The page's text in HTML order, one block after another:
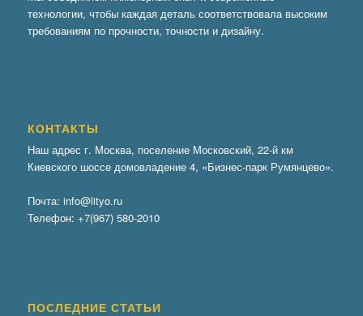
технологии, чтобы каждая деталь соответствовала высоким
требованиям по прочности, точности и дизайну.
КОНТАКТЫ
Наш адрес г. Москва, поселение Московский, 22-й км
Киевского шоссе домовладение 4, «Бизнес-парк Румянцево».
Почта: info@lityo.ru
Телефон: +7(967) 580-2010
ПОСЛЕДНИЕ СТАТЬИ